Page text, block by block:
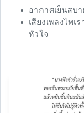
อากาศเย็นสบ
เสียงเพลงไพ
หัวใจ